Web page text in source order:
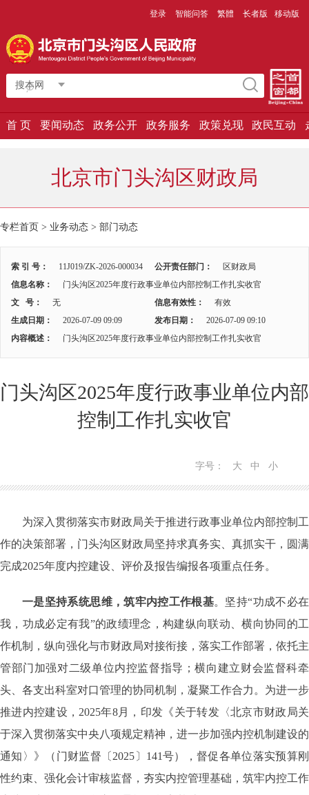
登录 智能问答 繁體 长者版 移动版
搜本网
首 页 要闻动态 政务公开 政务服务 政策兑现 政民互动
北京市门头沟区财政局
专栏首页 > 业务动态 > 部门动态
索 引 号： 11J019/ZK-2026-000034 公开责任部门：
区财政局
信息名称：
门头沟区2025年度行政事业单位内部控制工作扎实收官
文 号：
无 信息有效性：
有效
生成日期：
2026-07-09 09:09 发布日期：
2026-07-09 09:10
内容概述：
门头沟区2025年度行政事业单位内部控制工作扎实收官
门头沟区2025年度行政事业单位内部
控制工作扎实收官
字号： 大 中 小
为深入贯彻落实市财政局关于推进行政事业单位内部控制工
作的决策部署，门头沟区财政局坚持求真务实、真抓实干，圆满
完成2025年度内控建设、评价及报告编报各项重点任务。
一是坚持系统思维，筑牢内控工作根基。坚持“功成不必在
我，功成必定有我”的政绩理念，构建纵向联动、横向协同的工
作机制，纵向强化与市财政局对接衔接，落实工作部署，依托主
管部门加强对二级单位内控监督指导；横向建立财会监督科牵
头、各支出科室对口管理的协同机制，凝聚工作合力。为进一步
推进内控建设， 2025年8月， 印发《关于转发〈北京市财政局关
于深入贯彻落实中央八项规定精神，进一步加强内控机制建设的
通知〉》（门财监督〔 2025 〕 141号），督促各单位落实预算刚
性约束、强化会计审核监督，夯实内控管理基础， 筑牢内控工作